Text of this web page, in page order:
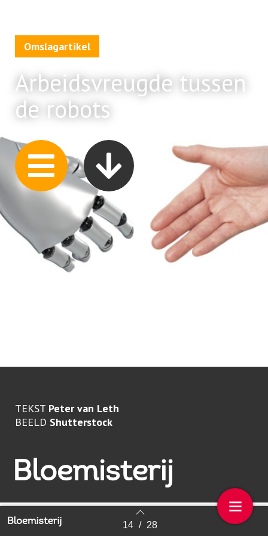
Back to index 14 / 28
Omslagartikel
Arbeidsvreugde tussen
de robots
TEKST Peter van Leth
BEELD Shutterstock